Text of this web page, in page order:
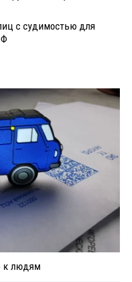
с судимостью для
к людям